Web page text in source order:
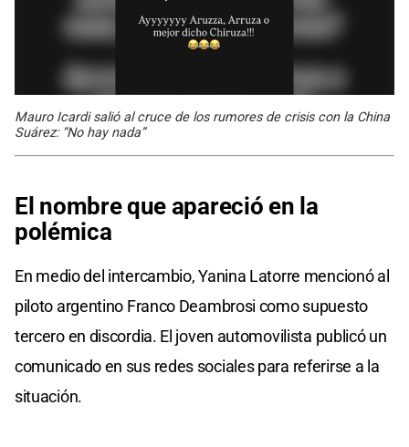
Mauro Icardi salió al cruce de los rumores de crisis con la China
Suárez: “No hay nada”
El nombre que apareció en la
polémica
En medio del intercambio, Yanina Latorre mencionó al
piloto argentino Franco Deambrosi como supuesto
tercero en discordia. El joven automovilista publicó un
comunicado en sus redes sociales para referirse a la
situación.